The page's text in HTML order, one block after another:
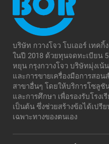
บริษัท กวางโจว โบเออร์ เทค
ในปี 2018 ด้วยทุนจดทะเบียน
หยุน กรุงกวางโจว บริษัทมุ่งเ
และการขายเครื่องมือการสอ
สาขาอื่นๆ โดยให้บริการโซลู
และการศึกษา เพื่อรองรับโรง
เป็นต้น ซึ่งช่วยสร้างข้อได้เปรี
เฉพาะทางของตนเอง